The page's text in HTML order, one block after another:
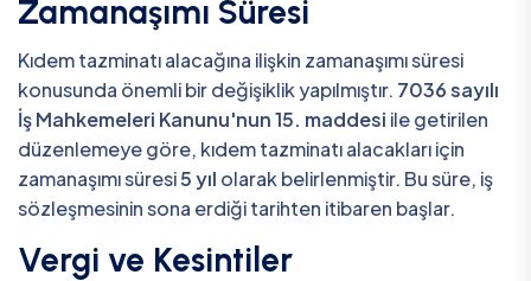
Zamanaşımı Süresi
Kıdem tazminatı alacağına ilişkin zamanaşımı süresi
konusunda önemli bir değişiklik yapılmıştır. 7036 sayılı
İş Mahkemeleri Kanunu'nun 15. maddesi ile getirilen
düzenlemeye göre, kıdem tazminatı alacakları için
zamanaşımı süresi5 yıl olarak belirlenmiştir. Bu süre, iş
sözleşmesinin sona erdiği tarihten itibaren başlar.
Vergi ve Kesintiler